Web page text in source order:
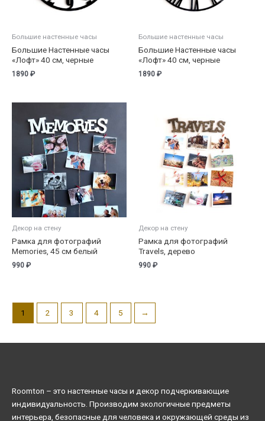
Большие настенные часы
Большие Настенные часы
«Лофт» 40 см, черные
1890 ₽
Большие настенные часы
Большие Настенные часы
«Лофт» 40 см, черные
1890 ₽
Декор на стену
Рамка для фотографий
Memories, 45 см белый
990 ₽
Декор на стену
Рамка для фотографий
Travels, дерево
990 ₽
1 2 3 4 5 →
Roomton – это настенные часы и декор подчеркивающие
индивидуальность. Производим экологичные предметы
интерьера, безопасные для человека и окружающей среды из